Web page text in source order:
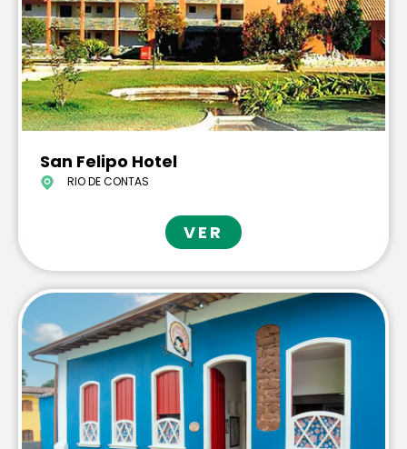
San Felipo Hotel
RIO DE CONTAS
VER